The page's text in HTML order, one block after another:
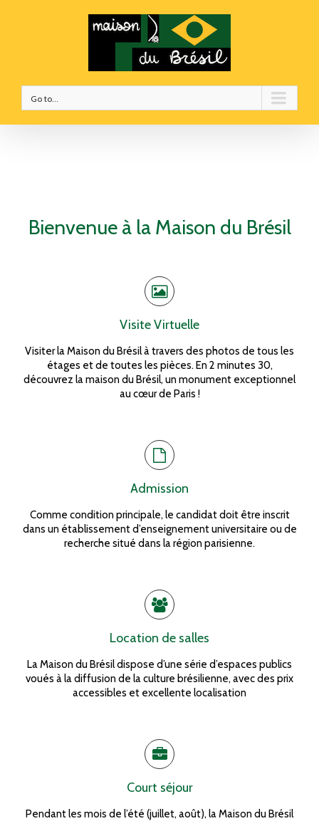
Go to...
Bienvenue à la Maison du Brésil
Visite Virtuelle
Visiter la Maison du Brésil à travers des photos de tous les
étages et de toutes les pièces. En 2 minutes 30,
découvrez la maison du Brésil, un monument exceptionnel
au cœur de Paris !
Admission
Comme condition principale, le candidat doit être inscrit
dans un établissement d’enseignement universitaire ou de
recherche situé dans la région parisienne.
Location de salles
La Maison du Brésil dispose d’une série d’espaces publics
voués à la diffusion de la culture brésilienne, avec des prix
accessibles et excellente localisation
Court séjour
Pendant les mois de l’été (juillet, août), la Maison du Brésil